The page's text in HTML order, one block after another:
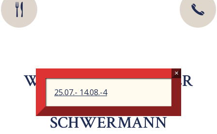
WILLKOMMEN IN DER
STIFTSCHÄNKE
SCHWERMANN
25.07.- 14.08.-4